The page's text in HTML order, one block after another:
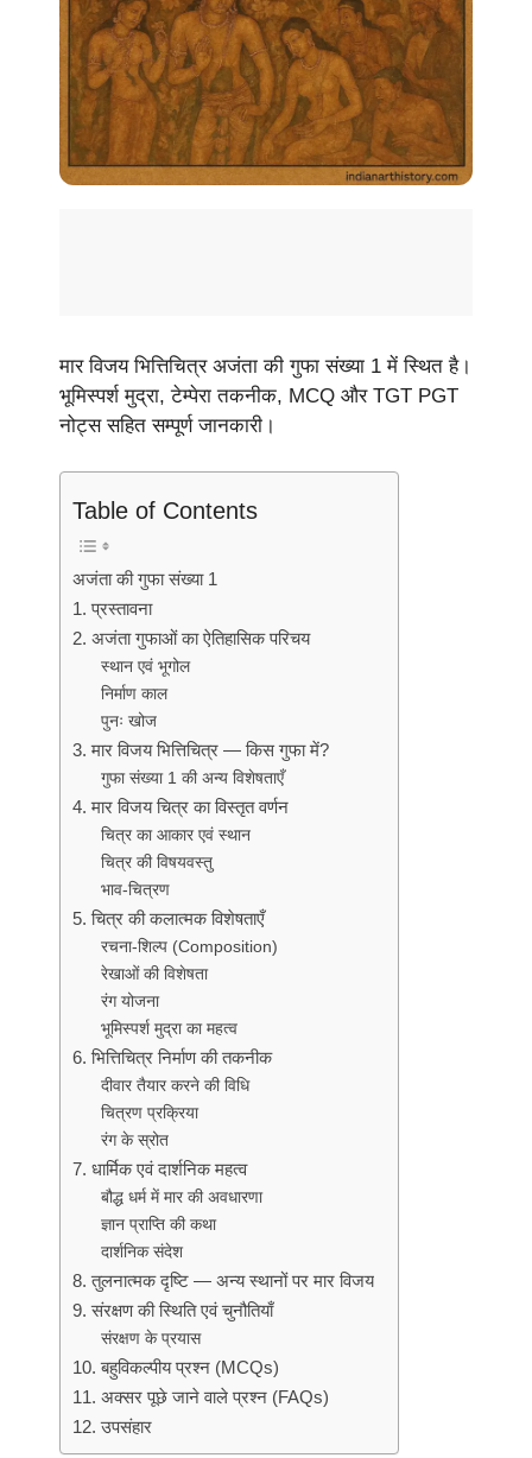
मार विजय भित्तिचित्र अजंता की गुफा संख्या 1 में स्थित है।
भूमिस्पर्श मुद्रा, टेम्पेरा तकनीक, MCQ और TGT PGT
नोट्स सहित सम्पूर्ण जानकारी।
Table of Contents
अजंता की गुफा संख्या 1
1. प्रस्तावना
2. अजंता गुफाओं का ऐतिहासिक परिचय
स्थान एवं भूगोल
निर्माण काल
पुनः खोज
3. मार विजय भित्तिचित्र — किस गुफा में?
गुफा संख्या 1 की अन्य विशेषताएँ
4. मार विजय चित्र का विस्तृत वर्णन
चित्र का आकार एवं स्थान
चित्र की विषयवस्तु
भाव-चित्रण
5. चित्र की कलात्मक विशेषताएँ
रचना-शिल्प (Composition)
रेखाओं की विशेषता
रंग योजना
भूमिस्पर्श मुद्रा का महत्व
6. भित्तिचित्र निर्माण की तकनीक
दीवार तैयार करने की विधि
चित्रण प्रक्रिया
रंग के स्रोत
7. धार्मिक एवं दार्शनिक महत्व
बौद्ध धर्म में मार की अवधारणा
ज्ञान प्राप्ति की कथा
दार्शनिक संदेश
8. तुलनात्मक दृष्टि — अन्य स्थानों पर मार विजय
9. संरक्षण की स्थिति एवं चुनौतियाँ
संरक्षण के प्रयास
10. बहुविकल्पीय प्रश्न (MCQs)
11. अक्सर पूछे जाने वाले प्रश्न (FAQs)
12. उपसंहार